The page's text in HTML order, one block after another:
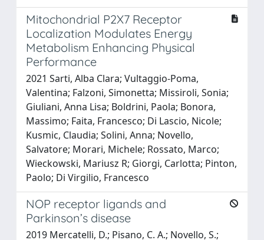
Mitochondrial P2X7 Receptor
Localization Modulates Energy
Metabolism Enhancing Physical
Performance
2021 Sarti, Alba Clara; Vultaggio-Poma,
Valentina; Falzoni, Simonetta; Missiroli, Sonia;
Giuliani, Anna Lisa; Boldrini, Paola; Bonora,
Massimo; Faita, Francesco; Di Lascio, Nicole;
Kusmic, Claudia; Solini, Anna; Novello,
Salvatore; Morari, Michele; Rossato, Marco;
Wieckowski, Mariusz R; Giorgi, Carlotta; Pinton,
Paolo; Di Virgilio, Francesco
NOP receptor ligands and
Parkinson’s disease
2019 Mercatelli, D.; Pisano, C. A.; Novello, S.;